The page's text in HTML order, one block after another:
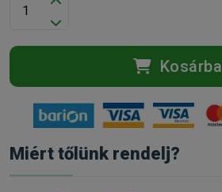
Kosárba
Miért tőlünk rendelj?